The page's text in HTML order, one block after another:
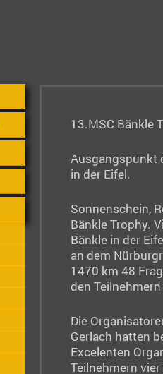
13.MSC Bänkle
Ausgangspunkt
in der Eifel.
Sonnenschein,
Bänkle Trophy.
Bänkle in der
an dem
1470 km 48
den
Die
Gerlach hatten
Excelenten
Teilnehmern